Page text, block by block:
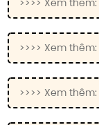
>>>> Xem thêm:
>>>> Xem thêm: